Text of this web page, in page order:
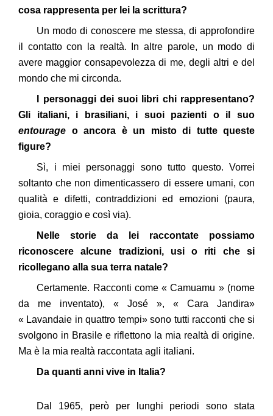
cosa rappresenta per lei la scrittura?
Un modo di conoscere me stessa, di approfondire
il contatto con la realtà. In altre parole, un modo di
avere maggior consapevolezza di me, degli altri e del
mondo che mi circonda.
I personaggi dei suoi libri chi rappresentano?
Gli italiani, i brasiliani, i suoi pazienti o il suo
entourage o ancora è un misto di tutte queste
figure?
Sì, i miei personaggi sono tutto questo. Vorrei
soltanto che non dimenticassero di essere umani, con
qualità e difetti, contraddizioni ed emozioni (paura,
gioia, coraggio e così via).
Nelle storie da lei raccontate possiamo
riconoscere alcune tradizioni, usi o riti che si
ricollegano alla sua terra natale?
Certamente. Racconti come « Camuamu » (nome
da me inventato), « José », « Cara Jandira»
« Lavandaie in quattro tempi» sono tutti racconti che si
svolgono in Brasile e riflettono la mia realtà di origine.
Ma è la mia realtà raccontata agli italiani.
Da quanti anni vive in Italia?
Dal 1965, però per lunghi periodi sono stata
Citer cet article
DE CALDAS BRITO, Ch., CONDARCURI, S.
(2013) Intervista a Christiana de Caldas Brito.
Notos, (carnet n°1).
https://doi.org/10.34745/numerev_106
Copier dans votre presse-papier
Contacter
Récupération de l'adresse e-mail